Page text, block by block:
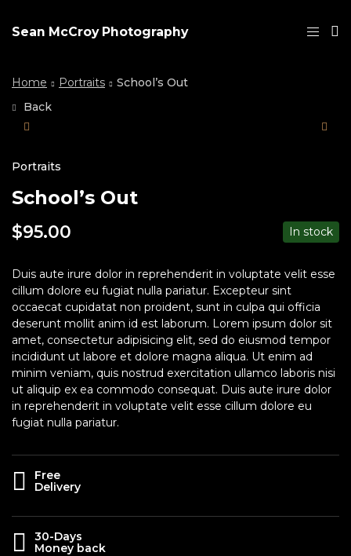
Sean McCroy Photography
Home Portraits
School’s Out
Back
Portraits
School’s Out
$95.00 In stock
Duis aute irure dolor in reprehenderit in voluptate velit esse
cillum dolore eu fugiat nulla pariatur. Excepteur sint
occaecat cupidatat non proident, sunt in culpa qui officia
deserunt mollit anim id est laborum. Lorem ipsum dolor sit
amet, consectetur adipisicing elit, sed do eiusmod tempor
incididunt ut labore et dolore magna aliqua. Ut enim ad
minim veniam, quis nostrud exercitation ullamco laboris nisi
ut aliquip ex ea commodo consequat. Duis aute irure dolor
in reprehenderit in voluptate velit esse cillum dolore eu
fugiat nulla pariatur.
Free
Delivery
30-Days
Money back